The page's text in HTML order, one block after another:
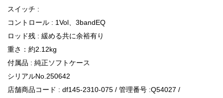
スイッチ :
コントロール : 1Vol、3bandEQ
ロッド残 : 緩める共に余裕有り
重さ：約2.12kg
付属品 : 純正ソフトケース
シリアルNo.250642
店舗商品コード : df145-2310-075 / 管理番号 :Q54027 /